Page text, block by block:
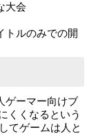
大会
トルのみでの開
ゲーマー向けブ
くくなるという
てゲームは人と